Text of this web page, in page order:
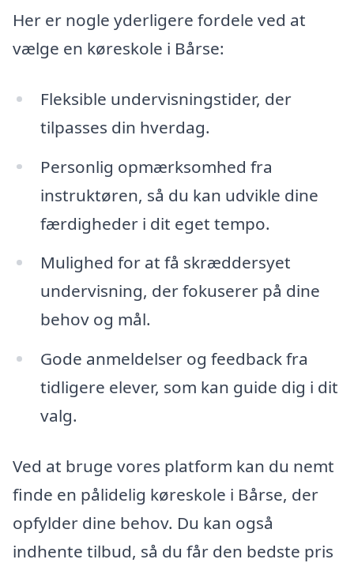
Her er nogle yderligere fordele ved at
vælge en køreskole i Bårse:
Fleksible undervisningstider, der
tilpasses din hverdag.
Personlig opmærksomhed fra
instruktøren, så du kan udvikle dine
færdigheder i dit eget tempo.
Mulighed for at få skræddersyet
undervisning, der fokuserer på dine
behov og mål.
Gode anmeldelser og feedback fra
tidligere elever, som kan guide dig i dit
valg.
Ved at bruge vores platform kan du nemt
finde en pålidelig køreskole i Bårse, der
opfylder dine behov. Du kan også
indhente tilbud, så du får den bedste pris